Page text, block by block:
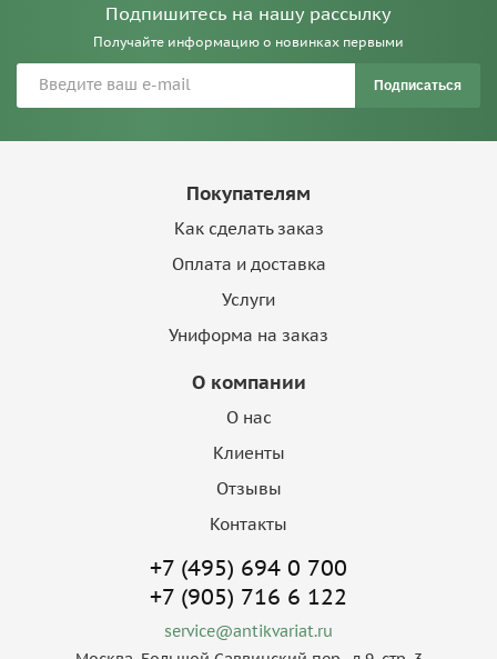
Подпишитесь на нашу рассылку
Получайте информацию о новинках первыми
Подписаться
Покупателям
Как сделать заказ
Оплата и доставка
Услуги
Униформа на заказ
О компании
О нас
Клиенты
Отзывы
Контакты
+7 (495) 694 0 700
+7 (905) 716 6 122
service@antikvariat.ru